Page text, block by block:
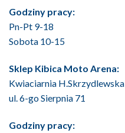
Godziny pracy:
Pn-Pt 9-18
Sobota 10-15
Sklep Kibica Moto Arena:
Kwiaciarnia H.Skrzydlewska
ul. 6-go Sierpnia 71
Godziny pracy: